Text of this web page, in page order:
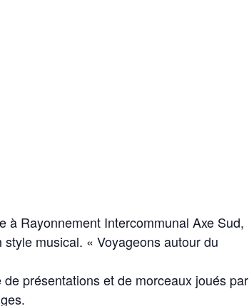
à Rayonnement Intercommunal Axe Sud,
musical. « Voyageons autour du
présentations et de morceaux joués par